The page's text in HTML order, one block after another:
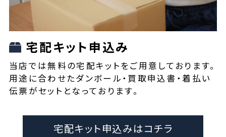
宅配キット申込み
当店では無料の宅配キットをご用意しております。
用途に合わせたダンボール・買取申込書・着払い
伝票がセットとなっております。
宅配キット申込みはコチラ